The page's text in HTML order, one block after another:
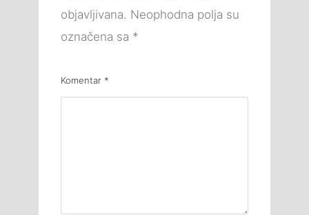
objavljivana. Neophodna polja su
označena sa *
Komentar *